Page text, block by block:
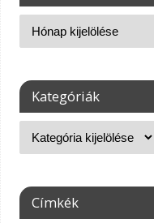
Kategóriák
Címkék